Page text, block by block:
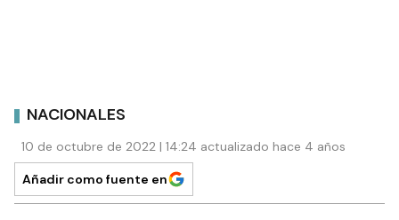
NACIONALES
10 de octubre de 2022 | 14:24 actualizado hace 4 años
Añadir como fuente en